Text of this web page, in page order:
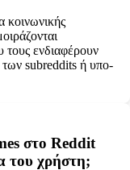
κοινωνικής
τους ενδιαφέρουν
των subreddits ή υπο-
στο Reddit
του χρήστη;